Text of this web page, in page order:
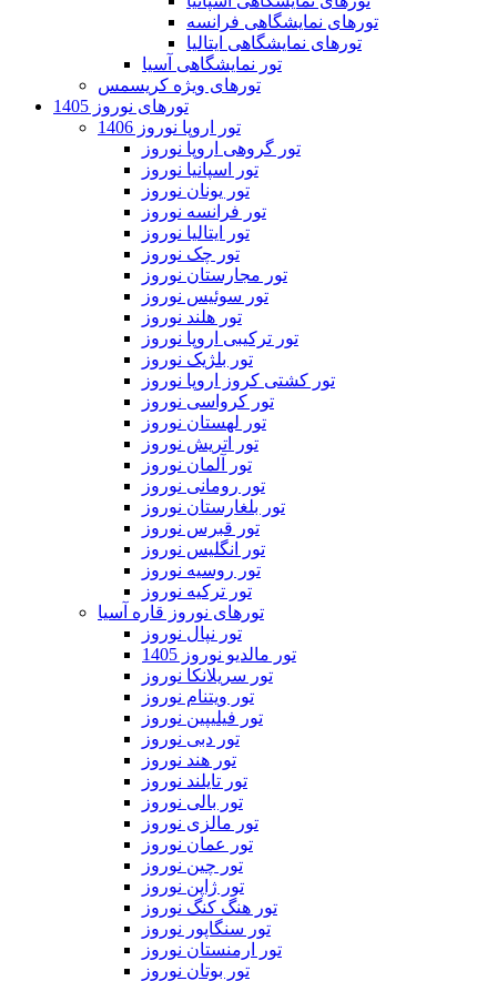
تورهای نمایشگاهی فرانسه
تورهای نمایشگاهی ایتالیا
تور نمایشگاهی آسیا
تورهای ویژه کریسمس
تورهای نوروز 1405
تور اروپا نوروز 1406
تور گروهی اروپا نوروز
تور اسپانیا نوروز
تور یونان نوروز
تور فرانسه نوروز
تور ایتالیا نوروز
تور چک نوروز
تور مجارستان نوروز
تور سوئیس نوروز
تور هلند نوروز
تور ترکیبی اروپا نوروز
تور بلژیک نوروز
تور کشتی کروز اروپا نوروز
تور کرواسی نوروز
تور لهستان نوروز
تور اتریش نوروز
تور آلمان نوروز
تور رومانی نوروز
تور بلغارستان نوروز
تور قبرس نوروز
تور انگلیس نوروز
تور روسیه نوروز
تور ترکیه نوروز
تورهای نوروز قاره آسیا
تور نپال نوروز
تور مالدیو نوروز 1405
تور سریلانکا نوروز
تور ویتنام نوروز
تور فیلیپین نوروز
تور دبی نوروز
تور هند نوروز
تور تایلند نوروز
تور بالی نوروز
تور مالزی نوروز
تور عمان نوروز
تور چین نوروز
تور ژاپن نوروز
تور هنگ کنگ نوروز
تور سنگاپور نوروز
تور ارمنستان نوروز
تور بوتان نوروز